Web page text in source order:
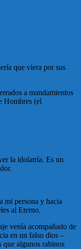
que viera por sus
a mandamientos
Hombres (el
la idolatría. Es un
mi persona y hacia
al Eterno.
venía acompañado de
en un falso dios –
que algunos rabinos